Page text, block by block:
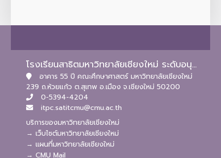
โรงเรียนสาธิตมหาวิทยาลัยเชียงใหม่ ระดับอนุบาลและประถมศึกษา
อาคาร 55 ปี คณะศึกษาศาสตร์ มหาวิทยาลัยเชียงใหม่
239 ถ.ห้วยแก้ว ต.สุเทพ อ.เมือง จ.เชียงใหม่ 50200
0-5394-4204
itpc.satitcmu@cmu.ac.th
บริการของมหาวิทยาลัยเชียงใหม่
→ เว็บไซต์มหาวิทยาลัยเชียงใหม่
→ แผนที่มหาวิทยาลัยเชียงใหม่
→ CMU Mail